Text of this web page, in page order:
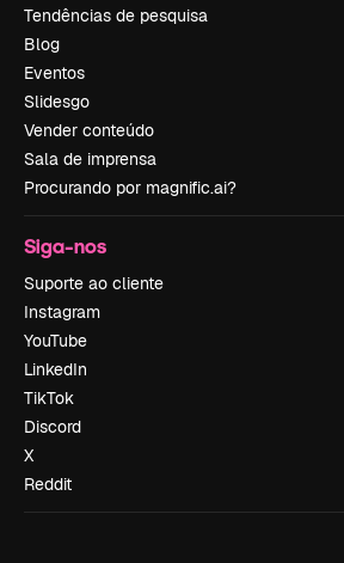
Tendências de pesquisa
Blog
Eventos
Slidesgo
Vender conteúdo
Sala de imprensa
Procurando por magnific.ai?
Siga-nos
Suporte ao cliente
Instagram
YouTube
LinkedIn
TikTok
Discord
X
Reddit